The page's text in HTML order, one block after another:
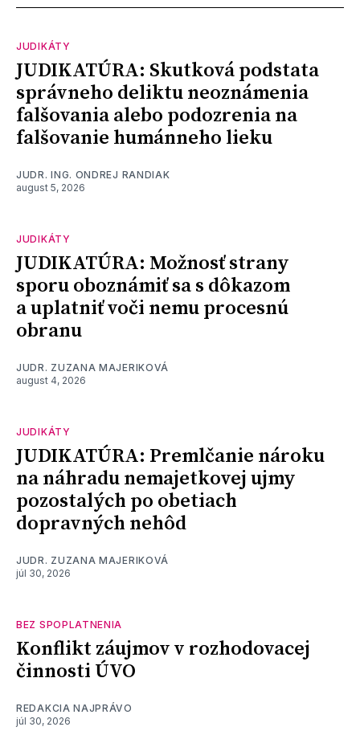
JUDIKÁTY
JUDIKATÚRA: Skutková podstata
správneho deliktu neoznámenia
falšovania alebo podozrenia na
falšovanie humánneho lieku
JUDR. ING. ONDREJ RANDIAK
august 5, 2026
JUDIKÁTY
JUDIKATÚRA: Možnosť strany
sporu oboznámiť sa s dôkazom
a uplatniť voči nemu procesnú
obranu
JUDR. ZUZANA MAJERIKOVÁ
august 4, 2026
JUDIKÁTY
JUDIKATÚRA: Premlčanie nároku
na náhradu nemajetkovej ujmy
pozostalých po obetiach
dopravných nehôd
JUDR. ZUZANA MAJERIKOVÁ
júl 30, 2026
BEZ SPOPLATNENIA
Konflikt záujmov v rozhodovacej
činnosti ÚVO
REDAKCIA NAJPRÁVO
júl 30, 2026